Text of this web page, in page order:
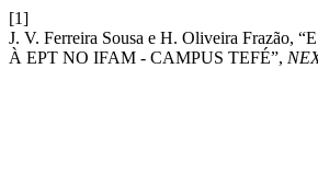
[1]
J. V. Ferreira Sousa e H. Oliveira
À EPT NO IFAM - CAMPUS TEFÉ”,